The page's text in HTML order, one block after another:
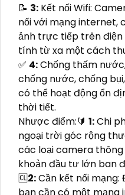
📝 3: Kết nối Wifi:
nối với mạng internet,
ảnh trực tiếp trên điện
tính từ xa một cách
️✅ 4:Chống thấm
chống nước, chống
có thể hoạt động ổn
thời tiết.
Nhược điểm:🔰 1:Chi
ngoại trời góc rộng
các loại camera
khoản đầu tư lớn ban
🆑2:Cần kết nối
bạn cần có một mạng